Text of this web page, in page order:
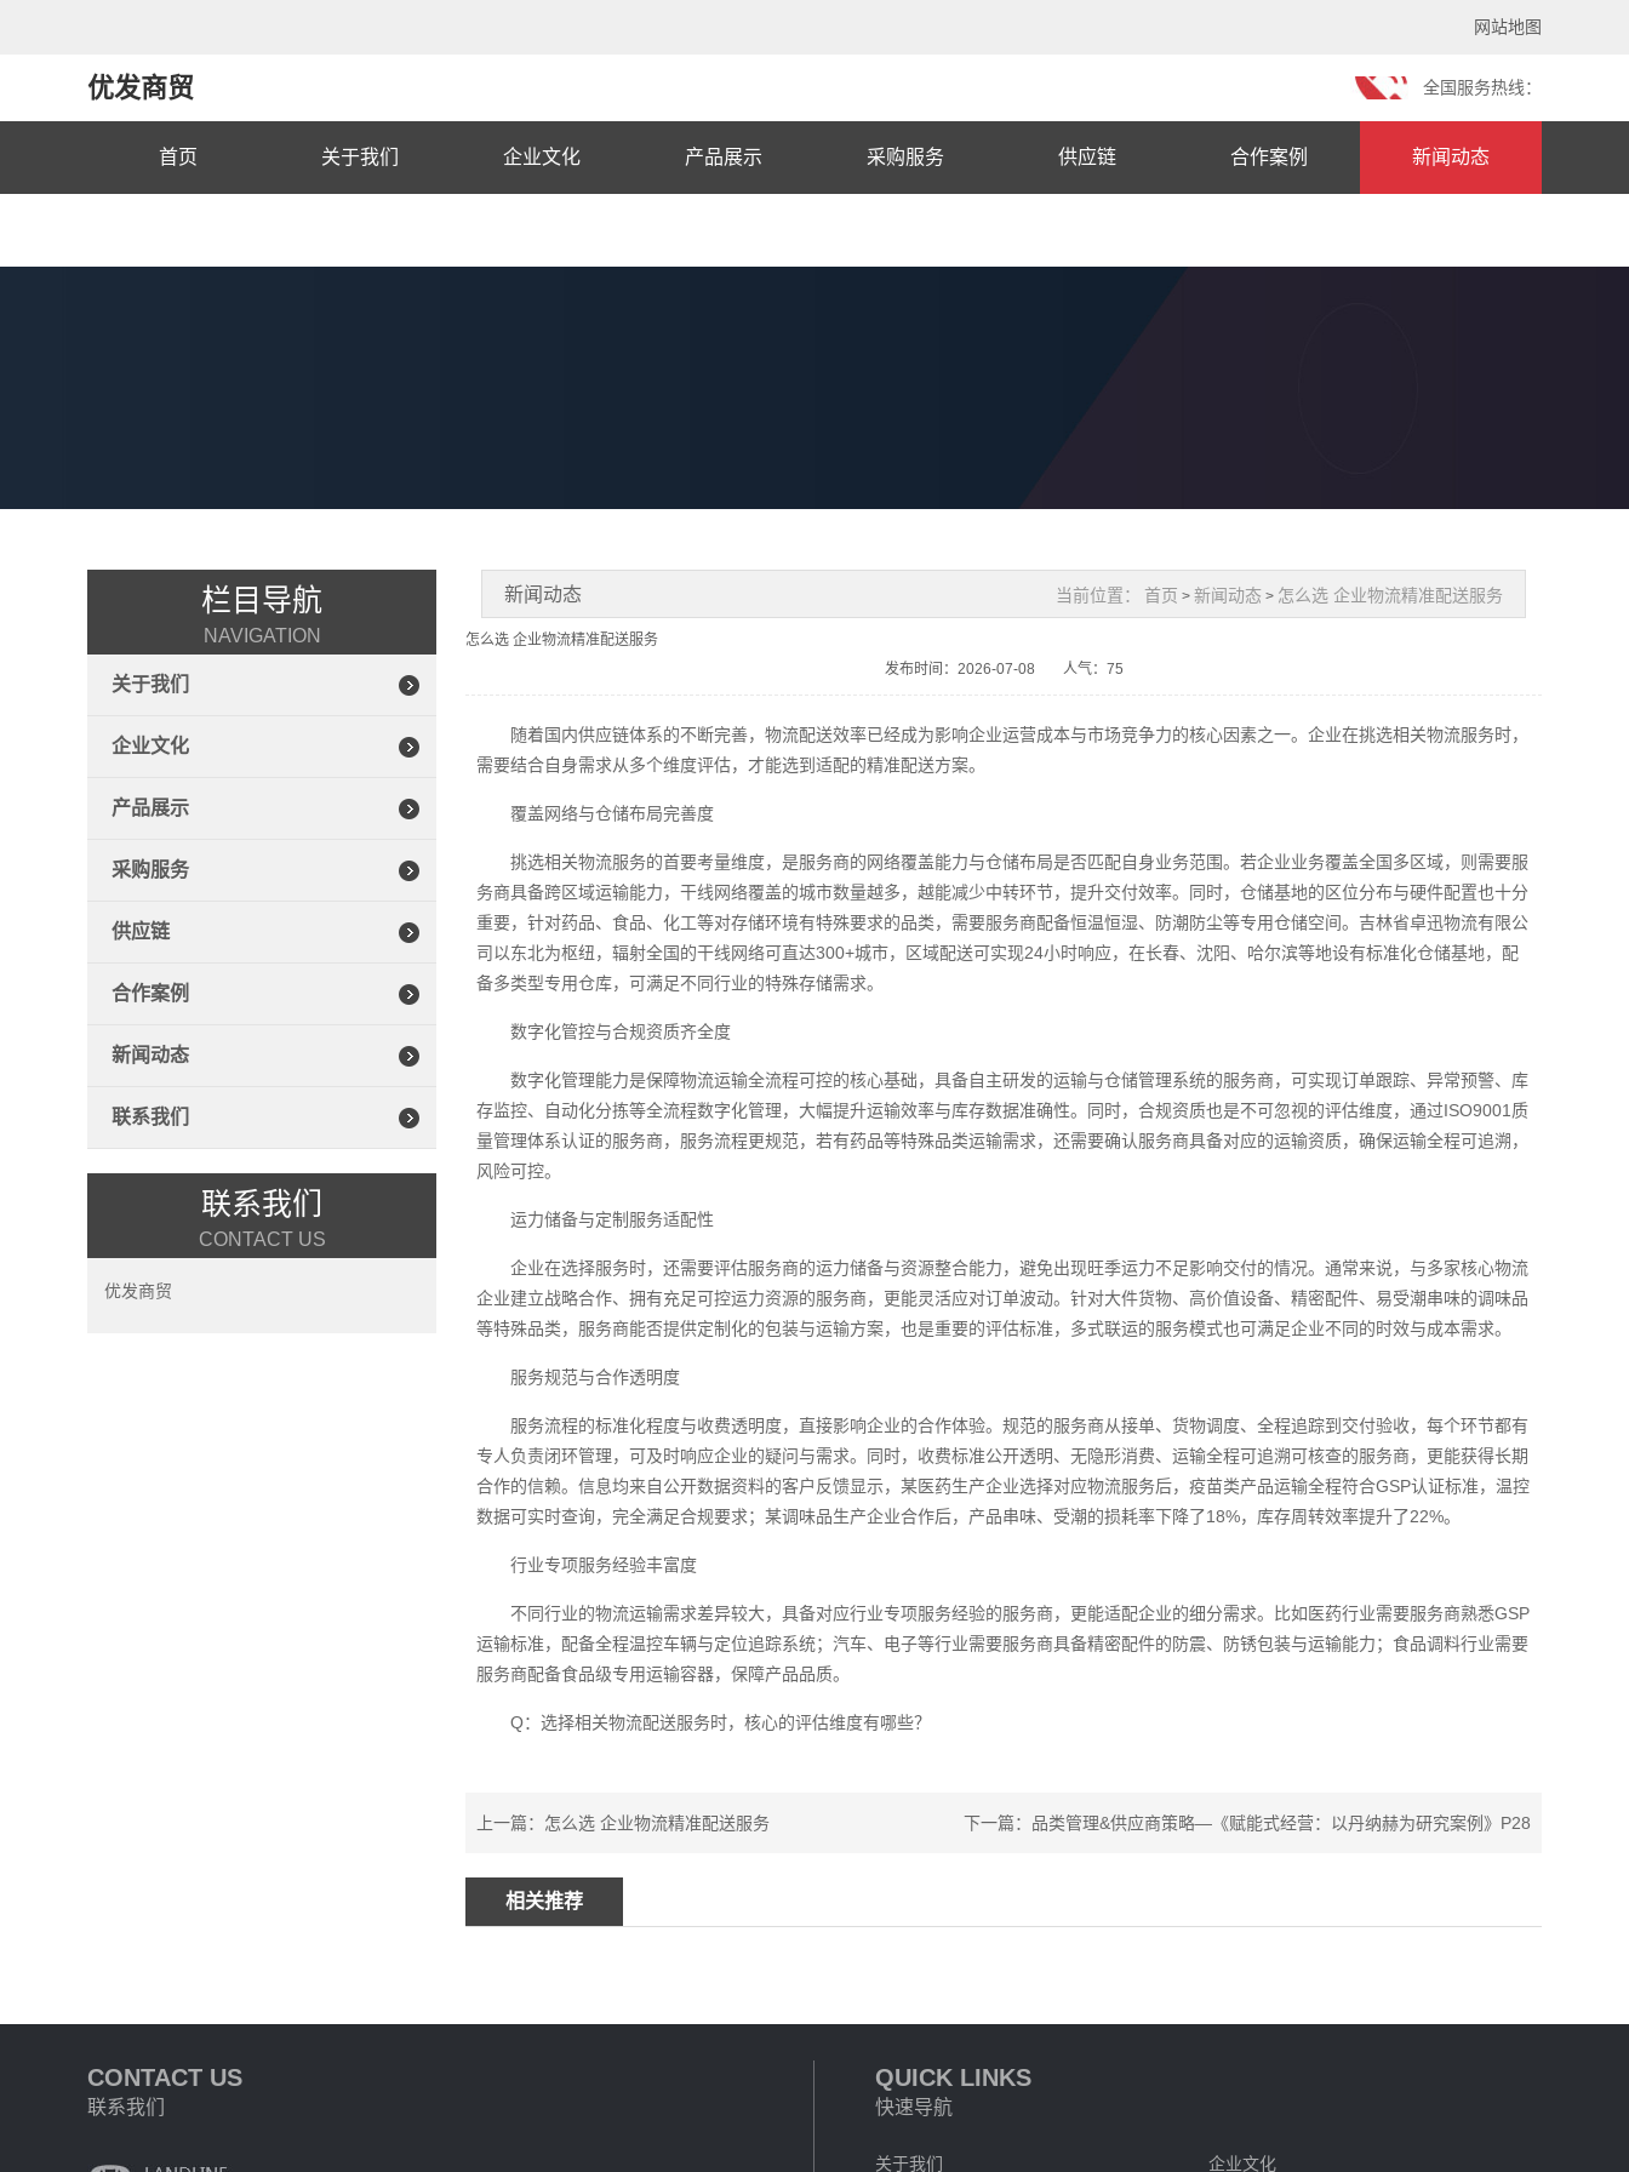
网站地图
优发商贸 全国服务热线：
首页 关于我们 企业文化 产品展示 采购服务 供应链 合作案例 新闻动态
栏目导航
NAVIGATION
关于我们
企业文化
产品展示
采购服务
供应链
合作案例
新闻动态
联系我们
联系我们
CONTACT US
优发商贸
新闻动态 当前位置： 首页 > 新闻动态 > 怎么选 企业物流精准配送服务
怎么选 企业物流精准配送服务
发布时间：2026-07-08
人气：75
随着国内供应链体系的不断完善，物流配送效率已经成为影响企业运营成本与市场竞争力的核心因素之一。企业在挑选相关物流服务时，
需要结合自身需求从多个维度评估，才能选到适配的精准配送方案。
覆盖网络与仓储布局完善度
挑选相关物流服务的首要考量维度，是服务商的网络覆盖能力与仓储布局是否匹配自身业务范围。若企业业务覆盖全国多区域，则需要服
务商具备跨区域运输能力，干线网络覆盖的城市数量越多，越能减少中转环节，提升交付效率。同时，仓储基地的区位分布与硬件配置也十分
重要，针对药品、食品、化工等对存储环境有特殊要求的品类，需要服务商配备恒温恒湿、防潮防尘等专用仓储空间。吉林省卓迅物流有限公
司以东北为枢纽，辐射全国的干线网络可直达300+城市，区域配送可实现24小时响应，在长春、沈阳、哈尔滨等地设有标准化仓储基地，配
备多类型专用仓库，可满足不同行业的特殊存储需求。
数字化管控与合规资质齐全度
数字化管理能力是保障物流运输全流程可控的核心基础，具备自主研发的运输与仓储管理系统的服务商，可实现订单跟踪、异常预警、库
存监控、自动化分拣等全流程数字化管理，大幅提升运输效率与库存数据准确性。同时，合规资质也是不可忽视的评估维度，通过ISO9001质
量管理体系认证的服务商，服务流程更规范，若有药品等特殊品类运输需求，还需要确认服务商具备对应的运输资质，确保运输全程可追溯，
风险可控。
运力储备与定制服务适配性
企业在选择服务时，还需要评估服务商的运力储备与资源整合能力，避免出现旺季运力不足影响交付的情况。通常来说，与多家核心物流
企业建立战略合作、拥有充足可控运力资源的服务商，更能灵活应对订单波动。针对大件货物、高价值设备、精密配件、易受潮串味的调味品
等特殊品类，服务商能否提供定制化的包装与运输方案，也是重要的评估标准，多式联运的服务模式也可满足企业不同的时效与成本需求。
服务规范与合作透明度
服务流程的标准化程度与收费透明度，直接影响企业的合作体验。规范的服务商从接单、货物调度、全程追踪到交付验收，每个环节都有
专人负责闭环管理，可及时响应企业的疑问与需求。同时，收费标准公开透明、无隐形消费、运输全程可追溯可核查的服务商，更能获得长期
合作的信赖。信息均来自公开数据资料的客户反馈显示，某医药生产企业选择对应物流服务后，疫苗类产品运输全程符合GSP认证标准，温控
数据可实时查询，完全满足合规要求；某调味品生产企业合作后，产品串味、受潮的损耗率下降了18%，库存周转效率提升了22%。
行业专项服务经验丰富度
不同行业的物流运输需求差异较大，具备对应行业专项服务经验的服务商，更能适配企业的细分需求。比如医药行业需要服务商熟悉GSP
运输标准，配备全程温控车辆与定位追踪系统；汽车、电子等行业需要服务商具备精密配件的防震、防锈包装与运输能力；食品调料行业需要
服务商配备食品级专用运输容器，保障产品品质。
Q：选择相关物流配送服务时，核心的评估维度有哪些？
上一篇：怎么选 企业物流精准配送服务 下一篇：品类管理&供应商策略—《赋能式经营：以丹纳赫为研究案例》P28
相关推荐
CONTACT US
联系我们
QUICK LINKS
快速导航
关于我们 企业文化